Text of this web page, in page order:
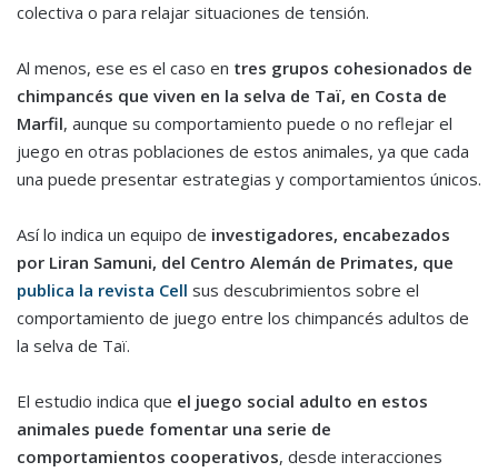
colectiva o para relajar situaciones de tensión.
Al menos, ese es el caso en tres grupos cohesionados de
chimpancés que viven en la selva de Taï, en Costa de
Marfil, aunque su comportamiento puede o no reflejar el
juego en otras poblaciones de estos animales, ya que cada
una puede presentar estrategias y comportamientos únicos.
Así lo indica un equipo de investigadores, encabezados
por Liran Samuni, del Centro Alemán de Primates, que
publica la revista Cell sus descubrimientos sobre el
comportamiento de juego entre los chimpancés adultos de
la selva de Taï.
El estudio indica que el juego social adulto en estos
animales puede fomentar una serie de
comportamientos cooperativos, desde interacciones